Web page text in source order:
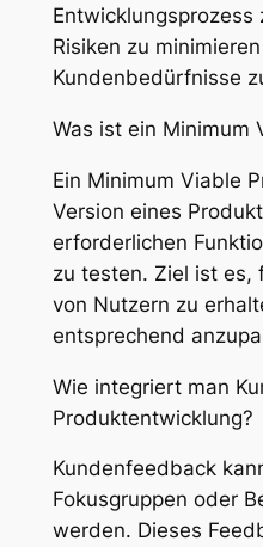
Entwicklungsprozess
Risiken zu
Kundenbedürfnisse
Was ist ein Minimum
Ein Minimum Viable
Version eines
erforderlichen
zu testen. Ziel ist es,
von Nutzern zu
entsprechend
Wie integriert man
Produktentwicklung?
Kundenfeedback
Fokusgruppen oder
werden. Dieses